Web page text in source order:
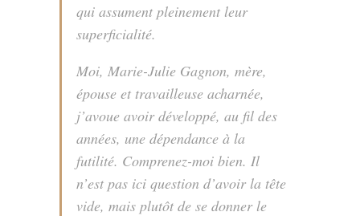
qui assument pleinement leur
superficialité.
Moi, Marie-Julie Gagnon, mère,
épouse et travailleuse acharnée,
j’avoue avoir développé, au fil des
années, une dépendance à la
futilité. Comprenez-moi bien. Il
n’est pas ici question d’avoir la tête
vide, mais plutôt de se donner le